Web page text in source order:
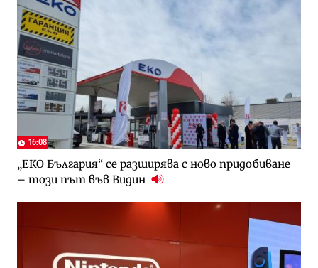
16:08
„ЕКО България“ се разширява с ново придобиване
– този път във Видин